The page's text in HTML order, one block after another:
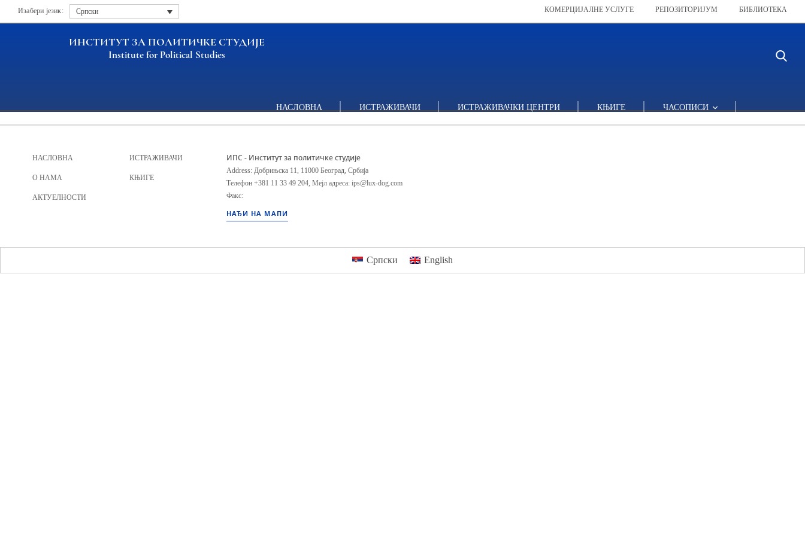
Изабери језик: Српски КОМЕРЦИЈАЛНЕ УСЛУГЕ РЕПОЗИТОРИЈУМ БИБЛИОТЕКА
ИНСТИТУТ ЗА ПОЛИТИЧКЕ СТУДИЈЕ
Institute for Political Studies
НАСЛОВНА ИСТРАЖИВАЧИ ИСТРАЖИВАЧКИ ЦЕНТРИ КЊИГЕ ЧАСОПИСИ
НАСЛОВНА
О НАМА
АКТУЕЛНОСТИ
ИСТРАЖИВАЧИ
КЊИГЕ
ИПС - Институт за политичке студије
Address: Добрињска 11, 11000 Београд, Србија
Телефон +381 11 33 49 204, Мејл адреса: ips@lux-dog.com
Факс:
НАЂИ НА МАПИ
Српски English